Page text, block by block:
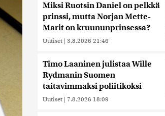
Miksi Ruotsin Daniel on pelkkä
prinssi, mutta Norjan Mette-
Marit on kruununprinsessa?
Uutiset | 3.8.2026 21:46
Timo Laaninen julistaa Wille
Rydmanin Suomen
taitavimmaksi poliitikoksi
Uutiset | 7.8.2026 18:09